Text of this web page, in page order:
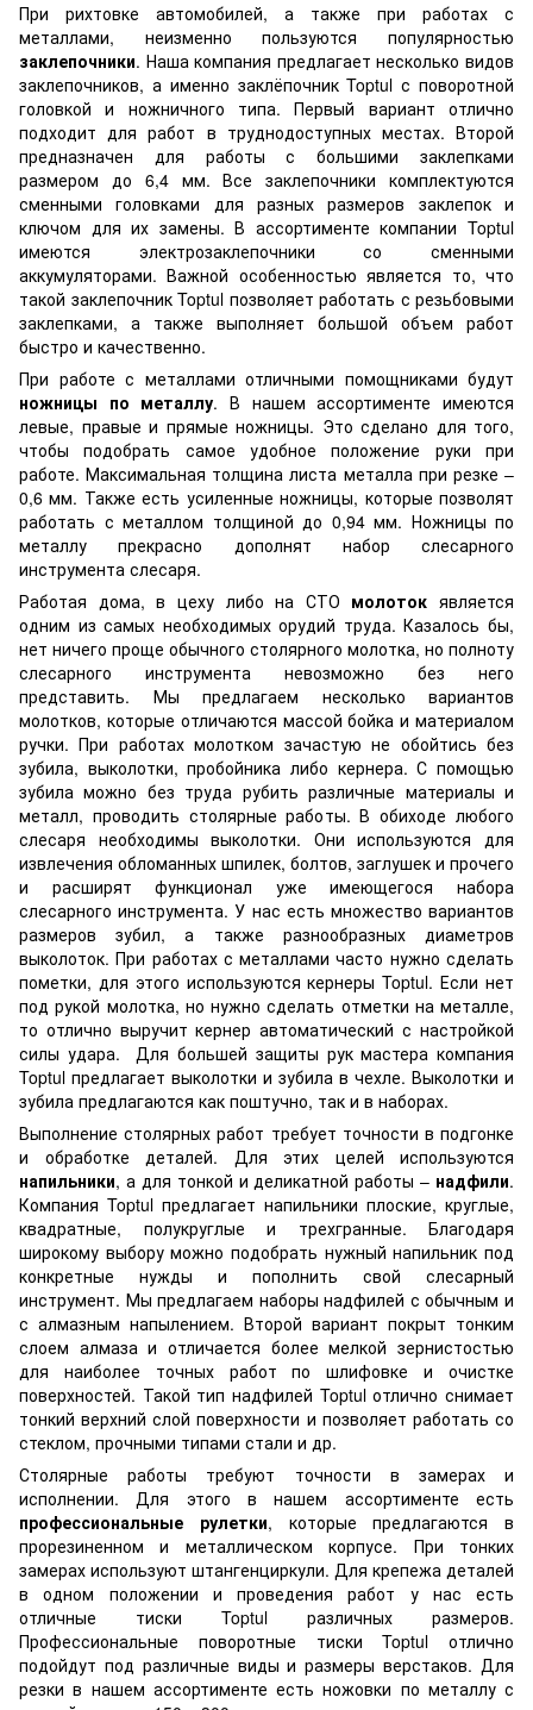
При рихтовке автомобилей, а также при работах с
металлами, неизменно пользуются популярностью
заклепочники. Наша компания предлагает несколько видов
заклепочников, а именно заклёпочник Toptul с поворотной
головкой и ножничного типа. Первый вариант отлично
подходит для работ в труднодоступных местах. Второй
предназначен для работы с большими заклепками
размером до 6,4 мм. Все заклепочники комплектуются
сменными головками для разных размеров заклепок и
ключом для их замены. В ассортименте компании Toptul
имеются электрозаклепочники со сменными
аккумуляторами. Важной особенностью является то, что
такой заклепочник Toptul позволяет работать с резьбовыми
заклепками, а также выполняет большой объем работ
быстро и качественно.
При работе с металлами отличными помощниками будут
ножницы по металлу. В нашем ассортименте имеются
левые, правые и прямые ножницы. Это сделано для того,
чтобы подобрать самое удобное положение руки при
работе. Максимальная толщина листа металла при резке –
0,6 мм. Также есть усиленные ножницы, которые позволят
работать с металлом толщиной до 0,94 мм. Ножницы по
металлу прекрасно дополнят набор слесарного
инструмента слесаря.
Работая дома, в цеху либо на СТО молоток является
одним из самых необходимых орудий труда. Казалось бы,
нет ничего проще обычного столярного молотка, но полноту
слесарного инструмента невозможно без него
представить. Мы предлагаем несколько вариантов
молотков, которые отличаются массой бойка и материалом
ручки. При работах молотком зачастую не обойтись без
зубила, выколотки, пробойника либо кернера. С помощью
зубила можно без труда рубить различные материалы и
металл, проводить столярные работы. В обиходе любого
слесаря необходимы выколотки. Они используются для
извлечения обломанных шпилек, болтов, заглушек и прочего
и расширят функционал уже имеющегося набора
слесарного инструмента. У нас есть множество вариантов
размеров зубил, а также разнообразных диаметров
выколоток. При работах с металлами часто нужно сделать
пометки, для этого используются кернеры Toptul. Если нет
под рукой молотка, но нужно сделать отметки на металле,
то отлично выручит кернер автоматический с настройкой
силы удара. Для большей защиты рук мастера компания
Toptul предлагает выколотки и зубила в чехле. Выколотки и
зубила предлагаются как поштучно, так и в наборах.
Выполнение столярных работ требует точности в подгонке
и обработке деталей. Для этих целей используются
напильники, а для тонкой и деликатной работы – надфили.
Компания Toptul предлагает напильники плоские, круглые,
квадратные, полукруглые и трехгранные. Благодаря
широкому выбору можно подобрать нужный напильник под
конкретные нужды и пополнить свой слесарный
инструмент. Мы предлагаем наборы надфилей с обычным и
с алмазным напылением. Второй вариант покрыт тонким
слоем алмаза и отличается более мелкой зернистостью
для наиболее точных работ по шлифовке и очистке
поверхностей. Такой тип надфилей Toptul отлично снимает
тонкий верхний слой поверхности и позволяет работать со
стеклом, прочными типами стали и др.
Столярные работы требуют точности в замерах и
исполнении. Для этого в нашем ассортименте есть
профессиональные рулетки, которые предлагаются в
прорезиненном и металлическом корпусе. При тонких
замерах используют штангенциркули. Для крепежа деталей
в одном положении и проведения работ у нас есть
отличные тиски Toptul различных размеров.
Профессиональные поворотные тиски Toptul отлично
подойдут под различные виды и размеры верстаков. Для
резки в нашем ассортименте есть ножовки по металлу с